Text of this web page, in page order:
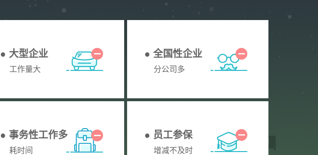
● 大型企业
工作量大
● 全国性企业
分公司多
● 事务性工作多
耗时间
● 员工参保
增减不及时